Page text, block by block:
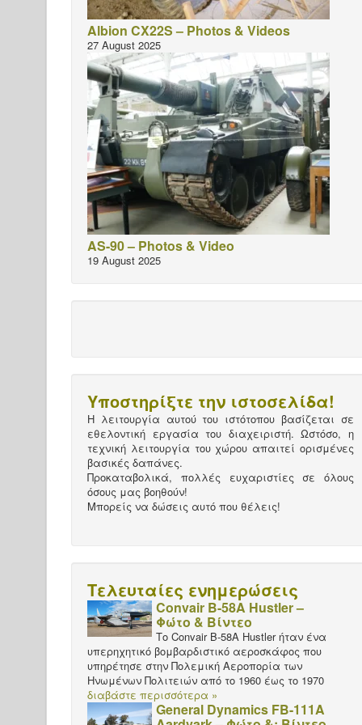
Albion CX22S – Photos & Videos
27 August 2025
AS-90 – Photos & Video
19 August 2025
Υποστηρίξτε την ιστοσελίδα!
Η λειτουργία αυτού του ιστότοπου βασίζεται σε
εθελοντική εργασία του διαχειριστή. Ωστόσο, η
τεχνική λειτουργία του χώρου απαιτεί ορισμένες
βασικές δαπάνες.
Προκαταβολικά, πολλές ευχαριστίες σε όλους
όσους μας βοηθούν!
Μπορείς να δώσεις αυτό που θέλεις!
Τελευταίες ενημερώσεις
Convair B-58A Hustler –
Φώτο & Βίντεο
Το Convair B-58A Hustler ήταν ένα
υπερηχητικό βομβαρδιστικό αεροσκάφος που
υπηρέτησε στην Πολεμική Αεροπορία των
Ηνωμένων Πολιτειών από το 1960 έως το 1970
διαβάστε περισσότερα »
General Dynamics FB-111A